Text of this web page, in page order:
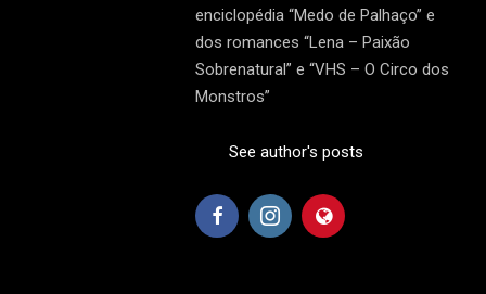
enciclopédia “Medo de Palhaço” e
dos romances “Lena – Paixão
Sobrenatural” e “VHS – O Circo dos
Monstros”
See author's posts